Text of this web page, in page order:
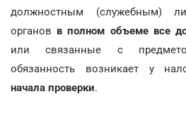
должностным (служебным)
органов в полном объеме все
или связанные с
обязанность возникает у
начала проверки.